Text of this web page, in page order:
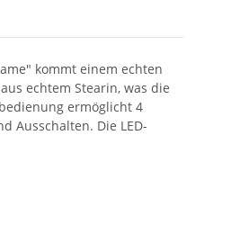
kommt einem echten
echtem Stearin, was die
ermöglicht 4
Ausschalten. Die LED-